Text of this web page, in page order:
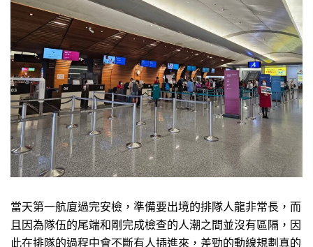
當天第一航廈過完安檢，準備要出境的排隊人龍非常長，而
且因為隊伍的尾端和剛完成檢查的人潮之間並沒有區隔，因
此在排隊的過程中會不斷有人插進來，差勁的動線規劃真的